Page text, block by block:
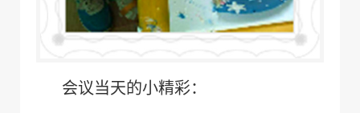
会议当天的小精彩：